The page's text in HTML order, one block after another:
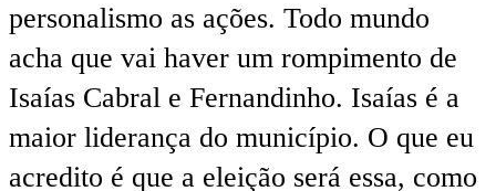
personalismo as ações. Todo mundo
acha que vai haver um rompimento de
Isaías Cabral e Fernandinho. Isaías é a
maior liderança do município. O que eu
acredito é que a eleição será essa, como